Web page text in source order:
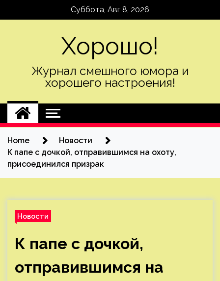
Суббота, Авг 8, 2026
Хорошо!
Журнал смешного юмора и
хорошего настроения!
Home
Новости
К папе с дочкой, отправившимся на охоту,
присоединился призрак
Новости
К папе с дочкой,
отправившимся на